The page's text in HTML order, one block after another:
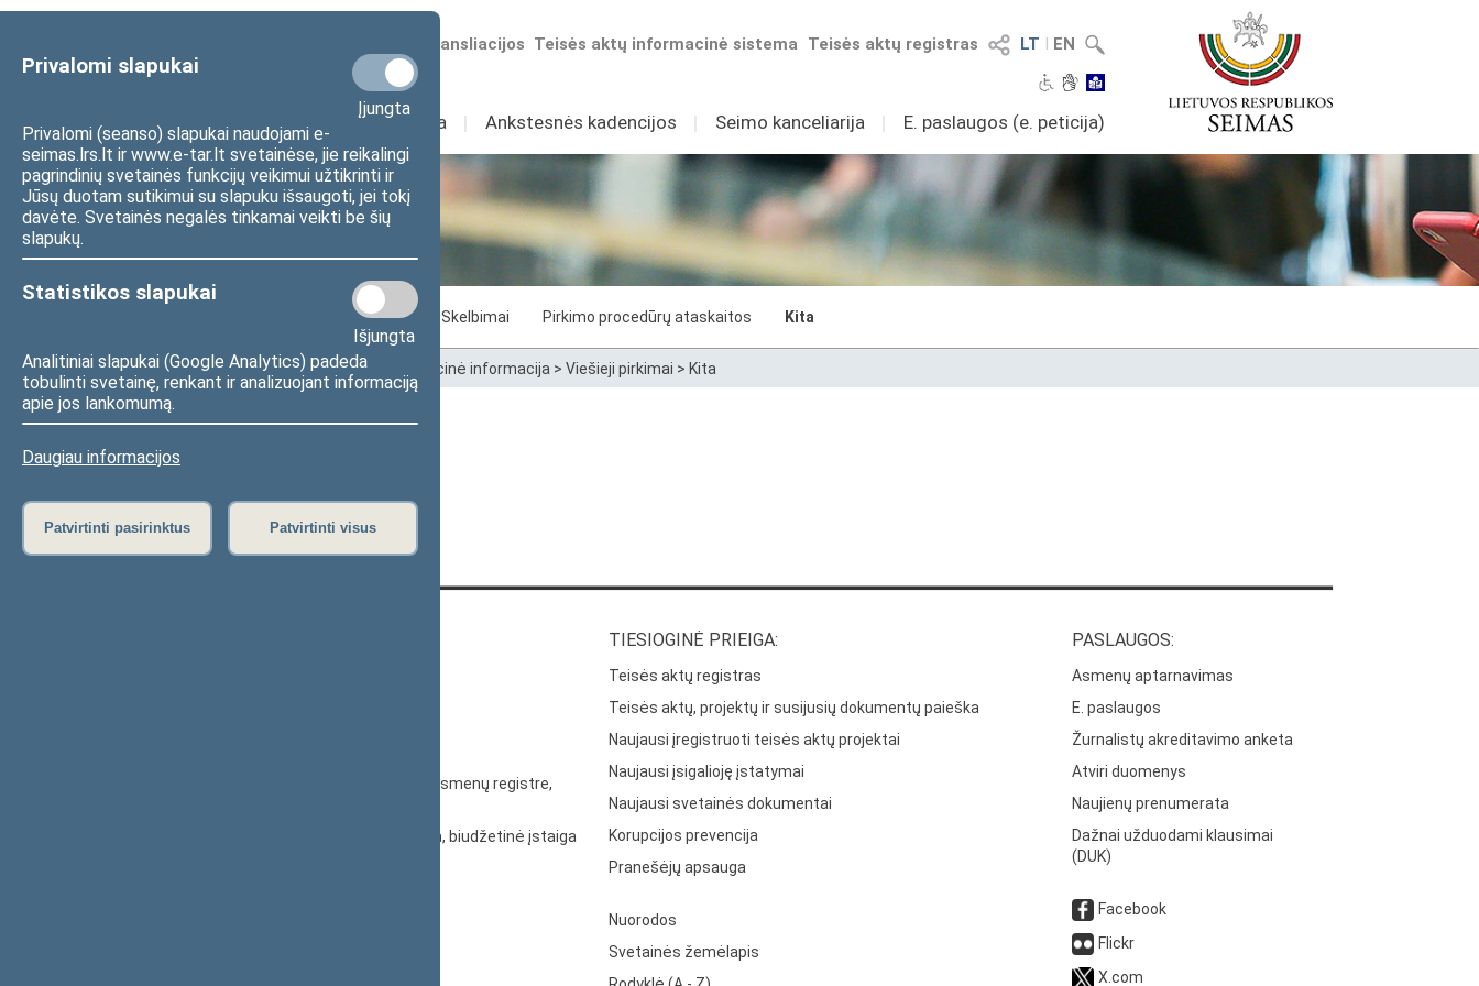
Privalomi slapukai
Įjungta
Privalomi (seanso) slapukai naudojami e-
seimas.lrs.lt ir www.e-tar.lt svetainėse, jie reikalingi
pagrindinių svetainės funkcijų veikimui užtikrinti ir
Jūsų duotam sutikimui su slapuku išsaugoti, jei tokį
davėte. Svetainės negalės tinkamai veikti be šių
slapukų.
Statistikos slapukai
Išjungta
Analitiniai slapukai (Google Analytics) padeda
tobulinti svetainę, renkant ir analizuojant informaciją
apie jos lankomumą.
Daugiau informacijos
Patvirtinti pasirinktus Patvirtinti visus
LT I EN
Teisės aktų registras
Teisės aktų informacinė sistema
Numatomos transliacijos
Sudėtis Veikla I Ankstesnės kadencijos I Seimo kanceliarija I E. paslaugos (e. peticija)
Seimo kanceliarija
Numatomų viešųjų pirkimų suvestinė Skelbimai Pirkimo procedūrų ataskaitos Kita
Pradžia>Seimo kanceliarija>Administracinė informacija > Viešieji pirkimai > Kita
Duomenys kaupiami ir saugomi Juridinių asmenų registre,
© Lietuvos Respublikos Seimo kanceliarija, biudžetinė įstaiga
TIESIOGINĖ PRIEIGA:
Teisės aktų registras
Teisės aktų, projektų ir susijusių dokumentų paieška
Naujausi įregistruoti teisės aktų projektai
Naujausi įsigalioję įstatymai
Naujausi svetainės dokumentai
Korupcijos prevencija
Pranešėjų apsauga
Nuorodos
Svetainės žemėlapis
PASLAUGOS:
Asmenų aptarnavimas
E. paslaugos
Žurnalistų akreditavimo anketa
Atviri duomenys
Naujienų prenumerata
Dažnai užduodami klausimai
(DUK)
Facebook
Flickr
X.com